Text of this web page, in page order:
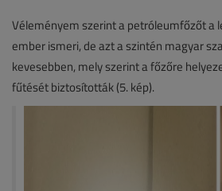
Véleményem szerint a petróleumfőzőt a
ember ismeri, de azt a szintén magyar
kevesebben, mely szerint a főzőre
fűtését biztosították (5. kép).